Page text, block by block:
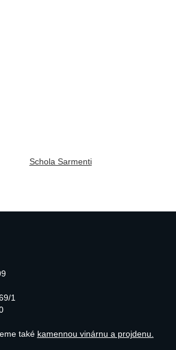
Schola Sarmenti
1
také kamennou vinárnu a projdenu.